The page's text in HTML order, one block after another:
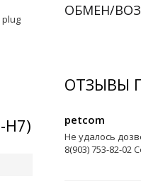
lug
H7)
ОБМЕН/
ОТЗЫВЫ
petcom
Не удалось
8(903) 753-82-02